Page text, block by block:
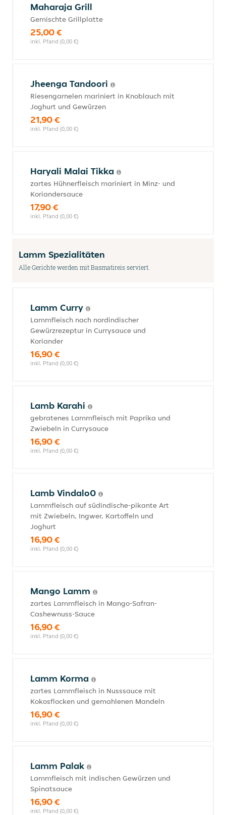
Maharaja Grill
Gemischte Grillplatte
25,00 €
inkl. Pfand (0,00 €)
Jheenga Tandoori
Riesengarnelen mariniert in Knoblauch mit
Joghurt und Gewürzen
21,90 €
inkl. Pfand (0,00 €)
Haryali Malai Tikka
zartes Hühnerfleisch mariniert in Minz- und
Koriandersauce
17,90 €
inkl. Pfand (0,00 €)
Lamm Spezialitäten
Alle Gerichte werden mit Basmatireis serviert.
Lamm Curry
Lammfleisch nach nordindischer
Gewürzrezeptur in Currysauce und
Koriander
16,90 €
inkl. Pfand (0,00 €)
Lamb Karahi
gebratenes Lammfleisch mit Paprika und
Zwiebeln in Currysauce
16,90 €
inkl. Pfand (0,00 €)
Lamb Vindalo0
Lammfleisch auf südindische-pikante Art
mit Zwiebeln, Ingwer, Kartoffeln und
Joghurt
16,90 €
inkl. Pfand (0,00 €)
Mango Lamm
zartes Lammfleisch in Mango-Safran-
Cashewnuss-Sauce
16,90 €
inkl. Pfand (0,00 €)
Lamm Korma
zartes Lammfleisch in Nusssauce mit
Kokosflocken und gemahlenen Mandeln
16,90 €
inkl. Pfand (0,00 €)
Lamm Palak
Lammfleisch mit indischen Gewürzen und
Spinatsauce
16,90 €
inkl. Pfand (0,00 €)